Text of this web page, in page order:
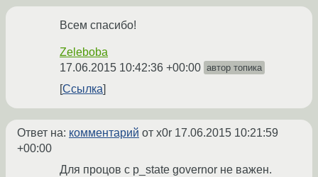
Всем спасибо!
Zeleboba
17.06.2015 10:42:36 +00:00 автор топика
Ссылка
Ответ на: комментарий от x0r 17.06.2015 10:21:59
+00:00
Для процов с p_state governor не важен.